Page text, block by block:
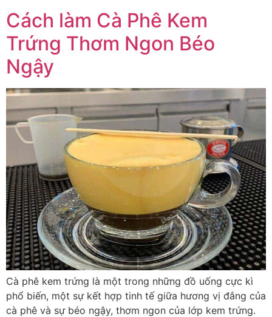
Cách làm Cà Phê Kem
Trứng Thơm Ngon Béo
Ngậy
Cà phê kem trứng là một trong những đồ uống cực kì
phổ biến, một sự kết hợp tinh tế giữa hương vị đắng của
cà phê và sự béo ngậy, thơm ngon của lớp kem trứng.